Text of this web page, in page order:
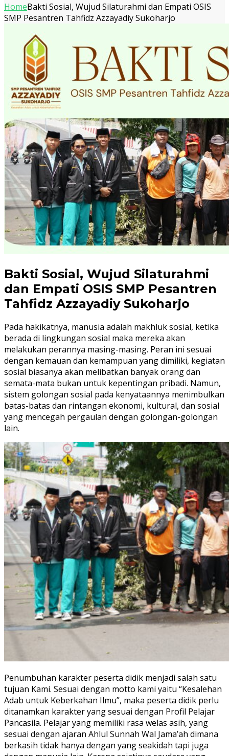
HomeBakti Sosial, Wujud Silaturahmi dan Empati OSIS
SMP Pesantren Tahfidz Azzayadiy Sukoharjo
Bakti Sosial, Wujud Silaturahmi
dan Empati OSIS SMP Pesantren
Tahfidz Azzayadiy Sukoharjo
Pada hakikatnya, manusia adalah makhluk sosial, ketika
berada di lingkungan sosial maka mereka akan
melakukan perannya masing-masing. Peran ini sesuai
dengan kemauan dan kemampuan yang dimiliki, kegiatan
sosial biasanya akan melibatkan banyak orang dan
semata-mata bukan untuk kepentingan pribadi. Namun,
sistem golongan sosial pada kenyataannya menimbulkan
batas-batas dan rintangan ekonomi, kultural, dan sosial
yang mencegah pergaulan dengan golongan-golongan
lain.
Penumbuhan karakter peserta didik menjadi salah satu
tujuan Kami. Sesuai dengan motto kami yaitu “Kesalehan
Adab untuk Keberkahan Ilmu”, maka peserta didik perlu
ditanamkan karakter yang sesuai dengan Profil Pelajar
Pancasila. Pelajar yang memiliki rasa welas asih, yang
sesuai dengan ajaran Ahlul Sunnah Wal Jama’ah dimana
berkasih tidak hanya dengan yang seakidah tapi juga